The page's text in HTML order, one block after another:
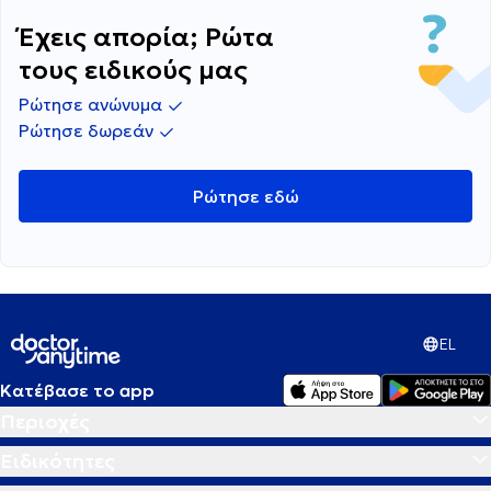
Έχεις απορία; Ρώτα
τους ειδικούς μας
Ρώτησε ανώνυμα
Ρώτησε δωρεάν
Ρώτησε εδώ
EL
Κατέβασε το app